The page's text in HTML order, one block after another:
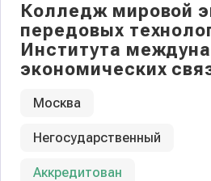
Колледж мировой
передовых
Института
экономических
Москва
Негосударственный
Аккредитован